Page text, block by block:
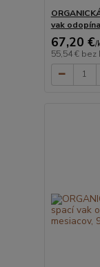
vak
67,20 €/
55,54 € bez